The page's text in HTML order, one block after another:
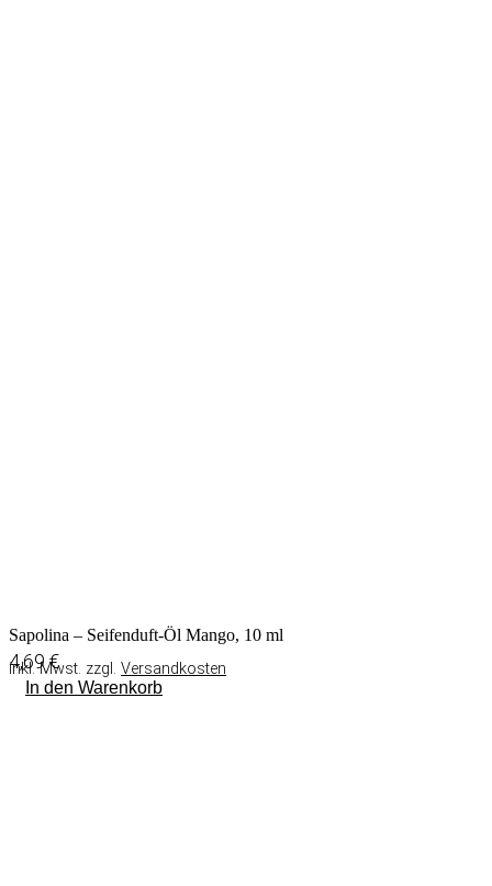
Sapolina – Seifenduft-Öl Mango, 10 ml
4,69€
inkl. Mwst. zzgl. Versandkosten
In den Warenkorb